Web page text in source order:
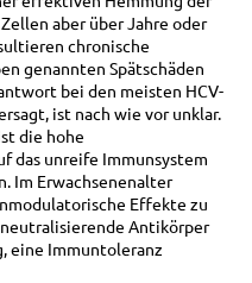
aber über Jahre oder
chronische
genannten Spätschäden
bei den meisten HCV-
ist nach wie vor unklar.
die hohe
das unreife Immunsystem
Im Erwachsenenalter
Effekte zu
neutralisierende Antikörper
eine Immuntoleranz